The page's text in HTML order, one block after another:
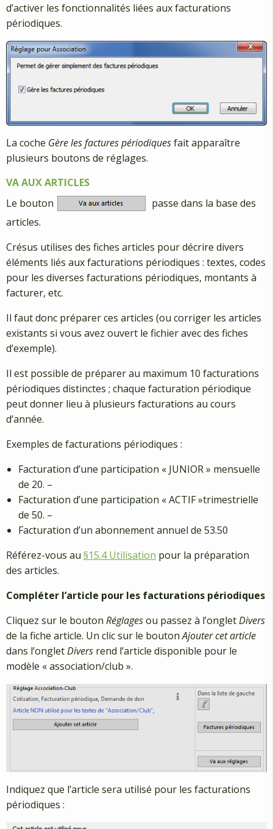
d’activer les fonctionnalités liées aux facturations
périodiques.
La coche Gère les factures périodiquesfait apparaître
plusieurs boutons de réglages.
VA AUX ARTICLES
Le bouton
passe dans la base des
articles.
Crésus utilises des fiches articles pour décrire divers
éléments liés aux facturations périodiques : textes, codes
pour les diverses facturations périodiques, montants à
facturer, etc.
Il faut donc préparer ces articles (ou corriger les articles
existants si vous avez ouvert le fichier avec des fiches
d’exemple).
Il est possible de préparer au maximum 10 facturations
périodiques distinctes ; chaque facturation périodique
peut donner lieu à plusieurs facturations au cours
d’année.
Exemples de facturations périodiques :
Facturation d’une participation « JUNIOR » mensuelle
de 20. –
Facturation d’une participation « ACTIF »trimestrielle
de 50. –
Facturation d’un abonnement annuel de 53.50
Référez-vous au §15.4 Utilisation pour la préparation
des articles.
Compléter l’article pour les facturations périodiques
Cliquez sur le bouton Réglagesou passez à l’ongletDivers
de la fiche article. Un clic sur le boutonAjouter cet article
dans l’ongletDivers rend l’article disponible pour le
modèle « association/club ».
Indiquez que l’article sera utilisé pour les facturations
périodiques :